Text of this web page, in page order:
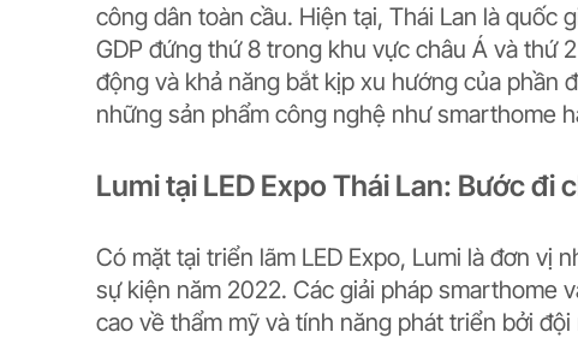
công dân toàn cầu. Hiện tại, Thái Lan là quốc
GDP đứng thứ 8 trong khu vực châu Á và thứ
động và khả năng bắt kịp xu hướng của phần
những sản phẩm công nghệ như smarthome
Lumi tại LED Expo Thái Lan: Bước đi
Có mặt tại triển lãm LED Expo, Lumi là đơn vị
sự kiện năm 2022. Các giải pháp smarthome
cao về thẩm mỹ và tính năng phát triển bởi